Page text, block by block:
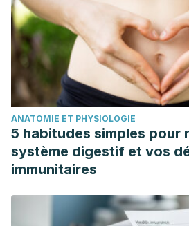
Digestivas y Renales. (Diciembre
pérdida de peso: mitos y verdades
https://www.niddk.nih.gov/health-
de-la-salud/control-de-peso/
mitos-verdades
Obert, J., Pearlman, M., Obert, L., &
Popular Weight Loss Strategies: a
Loss Techniques.Current
https://link.springer.com/article/
Shakib, Z., Shahraki, N., Razavi, B.
(2019). Aloe vera as an herbal
ANATOMIE ET PHYSIOLOGIE
5 habitudes simples pour
système digestif et vos
immunitaires